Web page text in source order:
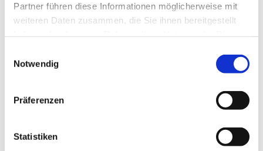
Partner führen diese Informationen möglicherweise mit
weiteren Daten zusammen, die Sie ihnen bereitgestellt
Notwendig
Präferenzen
Statistiken